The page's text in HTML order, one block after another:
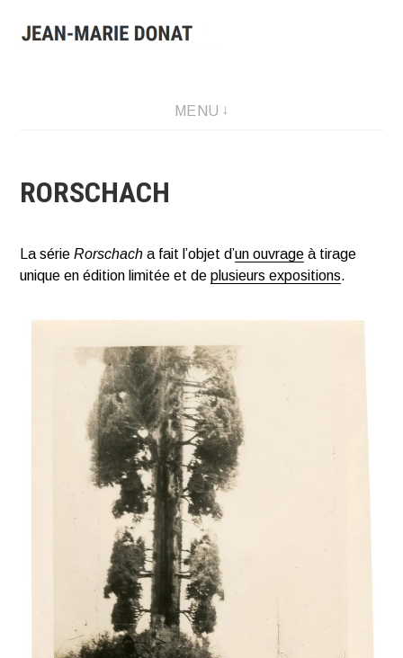
Aller
Presentation of Jean-Marie Donat work: artist, collector and
MENU
RORSCHACH
La sérieRorschacha fait l’objet d’un ouvrage à tirage
unique en édition limitée et deplusieurs expositions.